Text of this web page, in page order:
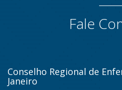
Fale
Conselho Regional de
Janeiro